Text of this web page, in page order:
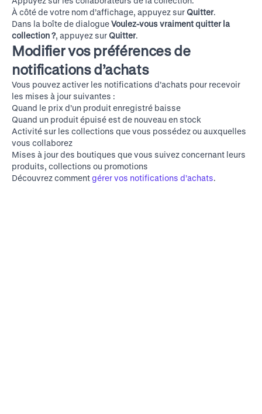
À côté de votre nom d’affichage, appuyez sur Quitter.
Dans la boîte de dialogueVoulez-vous vraiment quitter la
collection ?, appuyez sur Quitter.
Modifier vos préférences de
notifications d’achats
Vous pouvez activer les notifications d’achats pour recevoir
les mises à jour suivantes :
Quand le prix d’un produit enregistré baisse
Quand un produit épuisé est de nouveau en stock
Activité sur les collections que vous possédez ou auxquelles
vous collaborez
Mises à jour des boutiques que vous suivez concernant leurs
produits, collections ou promotions
Découvrez commentgérer vos notifications d’achats.